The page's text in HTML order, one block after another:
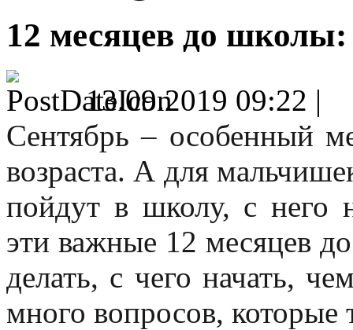
12 месяцев до школы:
13.09.2019 09:22 |
Сентябрь – особенный
возраста. А для
пойдут в школу, с него
эти важные 12 месяцев
делать, с чего начать,
много вопросов,